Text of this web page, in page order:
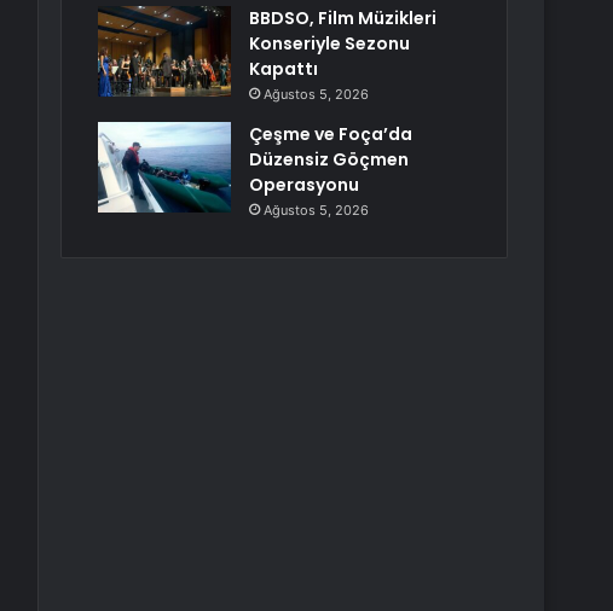
BBDSO, Film Müzikleri
Konseriyle Sezonu
Kapattı
Ağustos 5, 2026
Çeşme ve Foça’da
Düzensiz Göçmen
Operasyonu
Ağustos 5, 2026